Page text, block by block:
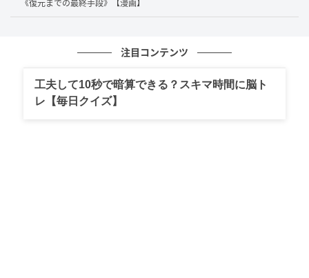
《復元までの最終手段》【漫画】
注目コンテンツ
工夫して10秒で暗算できる？スキマ時間に脳ト
レ【毎日クイズ】